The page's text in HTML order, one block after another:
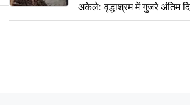
अकेले: वृद्धाश्रम में गुजरे अंतिम
रुपये भेजकर कहा– अंतिम